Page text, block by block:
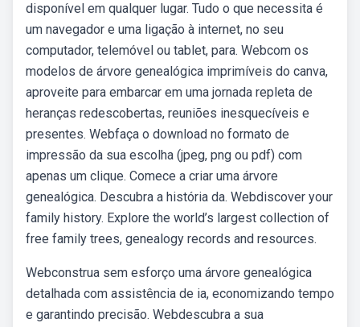
disponível em qualquer lugar. Tudo o que necessita é
um navegador e uma ligação à internet, no seu
computador, telemóvel ou tablet, para. Webcom os
modelos de árvore genealógica imprimíveis do canva,
aproveite para embarcar em uma jornada repleta de
heranças redescobertas, reuniões inesquecíveis e
presentes. Webfaça o download no formato de
impressão da sua escolha (jpeg, png ou pdf) com
apenas um clique. Comece a criar uma árvore
genealógica. Descubra a história da. Webdiscover your
family history. Explore the world’s largest collection of
free family trees, genealogy records and resources.
Webconstrua sem esforço uma árvore genealógica
detalhada com assistência de ia, economizando tempo
e garantindo precisão. Webdescubra a sua